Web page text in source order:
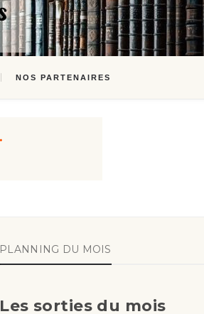
NOS PARTENAIRES
PLANNING DU MOIS
Les sorties du mois